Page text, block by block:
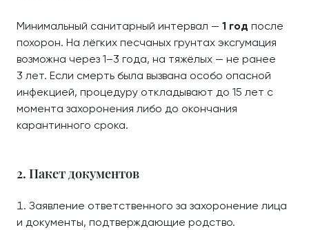
Минимальный санитарный интервал — 1 год после
похорон. На лёгких песчаных грунтах эксгумация
возможна через 1–3 года, на тяжёлых — не ранее
3 лет. Если смерть была вызвана особо опасной
инфекцией, процедуру откладывают до 15 лет с
момента захоронения либо до окончания
карантинного срока.
2. Пакет документов
Заявление ответственного за захоронение лица
и документы, подтверждающие родство.